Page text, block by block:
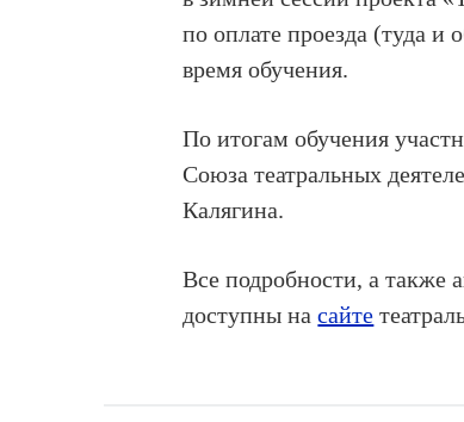
по оплате проезда (туда и
время обучения.
По итогам обучения
Союза театральных
Калягина.
Все подробности, а также
доступны насайте